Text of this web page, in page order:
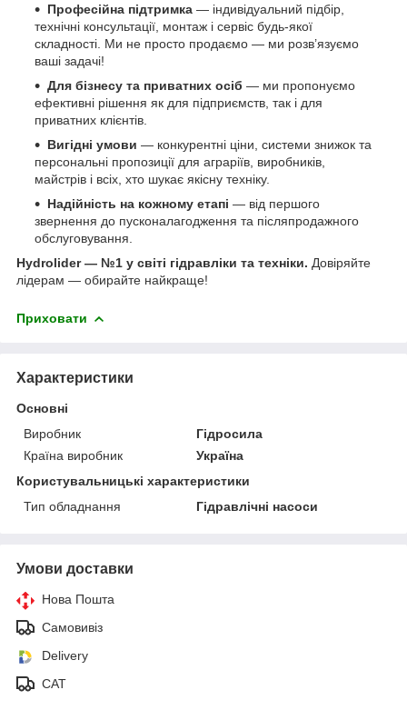
Професійна підтримка — індивідуальний підбір,
технічні консультації, монтаж і сервіс будь-якої
складності. Ми не просто продаємо — ми розв’язуємо
ваші задачі!
Для бізнесу та приватних осіб — ми пропонуємо
ефективні рішення як для підприємств, так і для
приватних клієнтів.
Вигідні умови — конкурентні ціни, системи знижок та
персональні пропозиції для аграріїв, виробників,
майстрів і всіх, хто шукає якісну техніку.
Надійність на кожному етапі — від першого
звернення до пусконалагодження та післяпродажного
обслуговування.
Hydrolider — №1 у світі гідравліки та техніки. Довіряйте
лідерам — обирайте найкраще!
Приховати
Характеристики
Основні
Виробник
Гідросила
Країна виробник
Україна
Користувальницькі характеристики
Тип обладнання
Гідравлічні насоси
Умови доставки
Нова Пошта
Самовивіз
Delivery
САТ